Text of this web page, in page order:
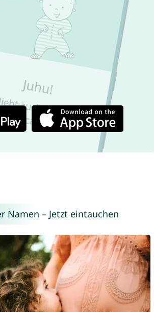
Namen – Jetzt eintauchen